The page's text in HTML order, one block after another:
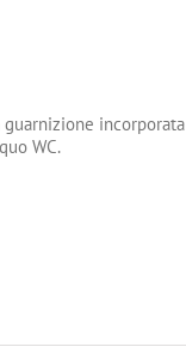
incorporata
WC.